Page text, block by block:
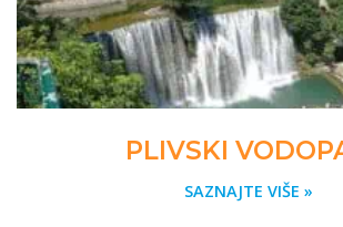
PLIVSKI
SAZNAJTE VIŠE »